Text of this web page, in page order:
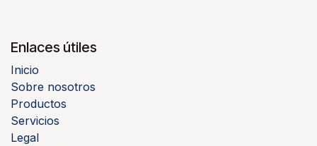
Enlaces útiles
Inicio
Sobre nosotros
Productos
Servicios
Legal